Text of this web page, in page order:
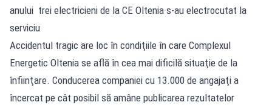
anului trei electricieni de la CE Oltenia s-au electrocutat la
serviciu
Accidentul tragic are loc în condiţiile în care Complexul
Energetic Oltenia se află în cea mai dificilă situaţie de la
înfiinţare. Conducerea companiei cu 13.000 de angajaţi a
încercat pe cât posibil să amâne publicarea rezultatelor